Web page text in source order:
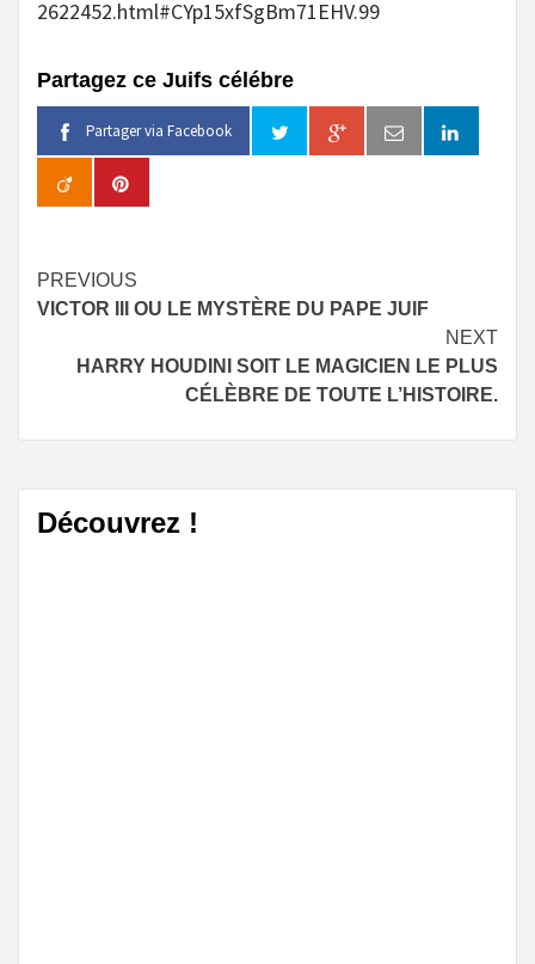
2622452.html#CYp15xfSgBm71EHV.99
Partagez ce Juifs célébre
Partager via Facebook
Continue
Reading
PREVIOUS
VICTOR III OU LE MYSTÈRE DU PAPE JUIF
NEXT
HARRY HOUDINI SOIT LE MAGICIEN LE PLUS
CÉLÈBRE DE TOUTE L’HISTOIRE.
Découvrez !